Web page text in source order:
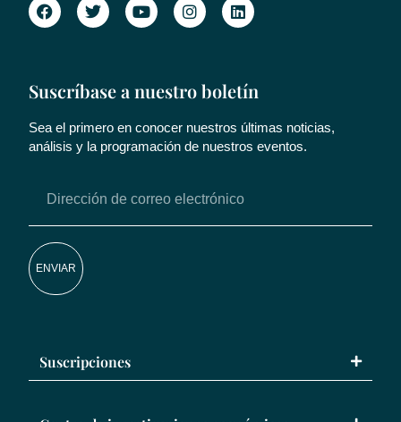
Suscríbase a nuestro boletín
Sea el primero en conocer nuestros últimas noticias,
análisis y la programación de nuestros eventos.
ENVIAR
Suscripciones